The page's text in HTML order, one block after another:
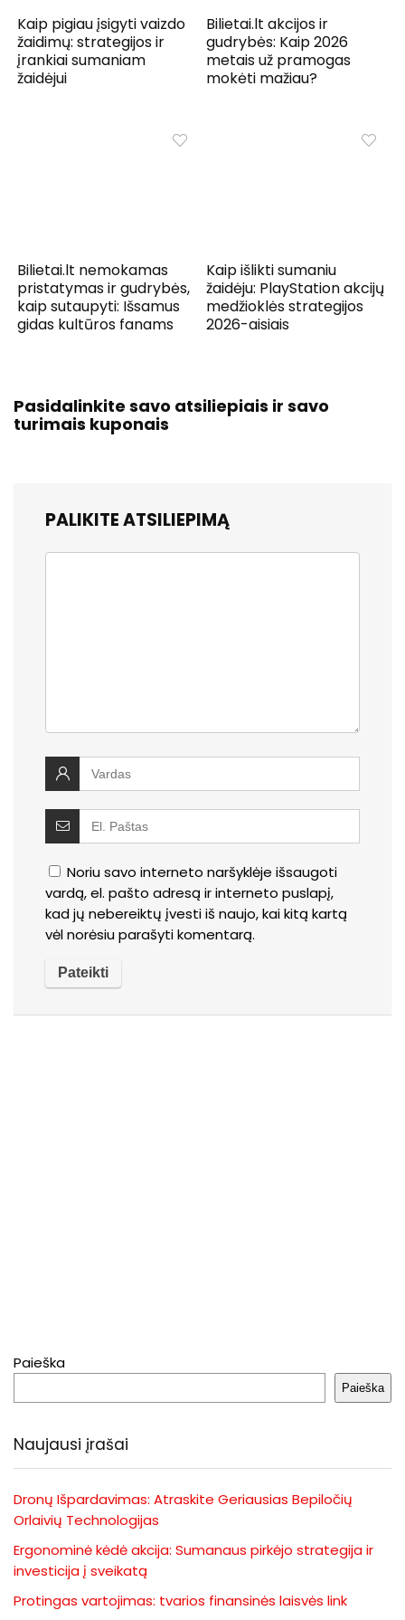
Kaip pigiau įsigyti vaizdo
žaidimų: strategijos ir
įrankiai sumaniam
žaidėjui
Bilietai.lt akcijos ir
gudrybės: Kaip 2026
metais už pramogas
mokėti mažiau?
Bilietai.lt nemokamas
pristatymas ir gudrybės,
kaip sutaupyti: Išsamus
gidas kultūros fanams
Kaip išlikti sumaniu
žaidėju: PlayStation akcijų
medžioklės strategijos
2026-aisiais
Pasidalinkite savo atsiliepiais ir savo
turimais kuponais
PALIKITE ATSILIEPIMĄ
Noriu savo interneto naršyklėje išsaugoti
vardą, el. pašto adresą ir interneto puslapį,
kad jų nebereiktų įvesti iš naujo, kai kitą kartą
vėl norėsiu parašyti komentarą.
Paieška
Paieška
Naujausi įrašai
Dronų Išpardavimas: Atraskite Geriausias Bepiločių
Orlaivių Technologijas
Ergonominė kėdė akcija: Sumanaus pirkėjo strategija ir
investicija į sveikatą
Protingas vartojimas: tvarios finansinės laisvės link